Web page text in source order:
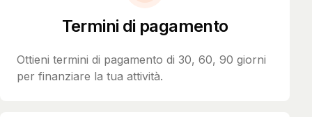
Termini di pagamento
Ottieni termini di pagamento di 30, 60, 90 giorni
per finanziare la tua attività.